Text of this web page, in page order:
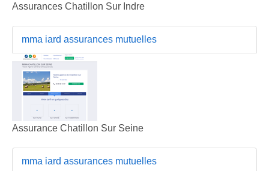
Assurances Chatillon Sur Indre
mma iard assurances mutuelles
Assurance Chatillon Sur Seine
mma iard assurances mutuelles